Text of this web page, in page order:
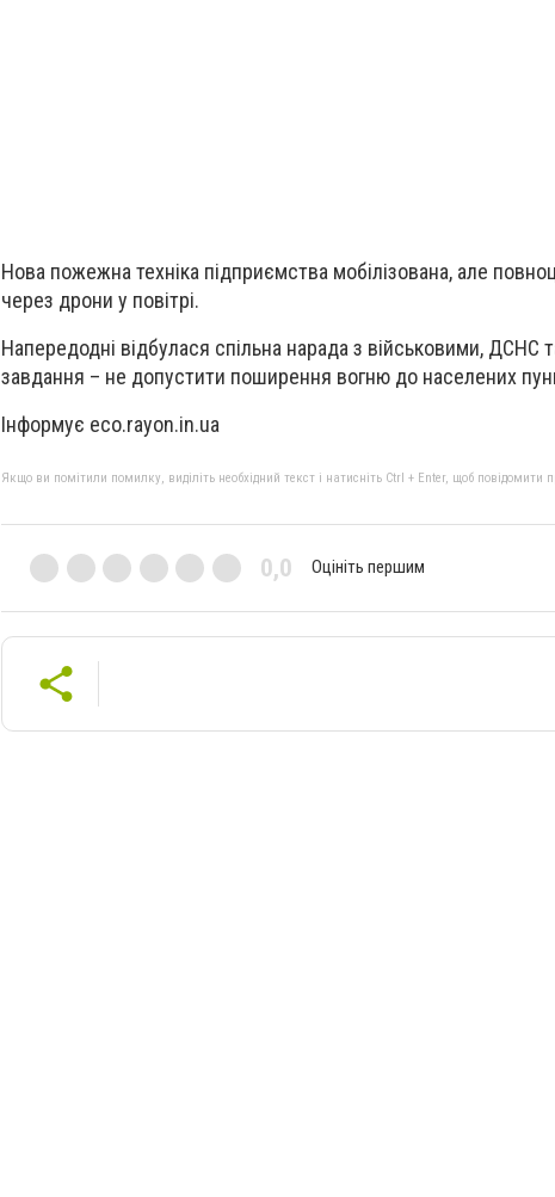
Нова пожежна техніка підприємства мобілізована, але
через дрони у повітрі.
Напередодні відбулася спільна нарада з військовими, ДСНС
завдання – не допустити поширення вогню до населених
Інформує eco.rayon.in.ua
Якщо ви помітили помилку, виділіть необхідний текст і натисніть Ctrl + Enter, щоб повідомити
0,0 Оцініть першим